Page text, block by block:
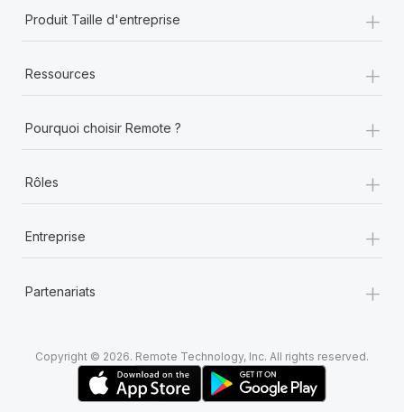
Produit Taille d'entreprise +
Ressources +
Pourquoi choisir Remote ? +
Rôles +
Entreprise +
Partenariats +
Copyright © 2026. Remote Technology, Inc. All rights reserved.